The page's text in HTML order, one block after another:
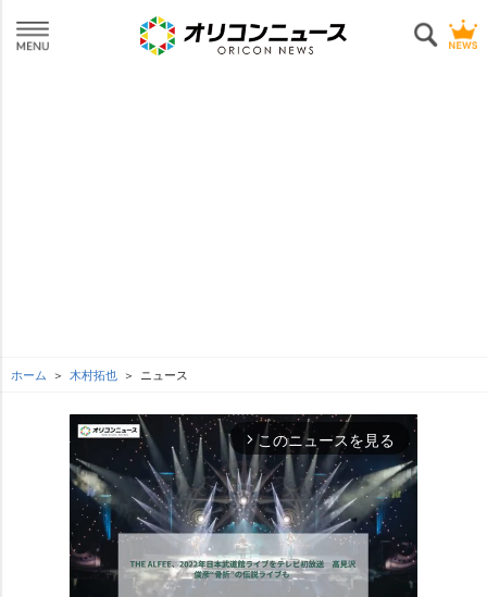
ホーム 木村拓也 ニュース
arrow_forward_ios このニュースを見る